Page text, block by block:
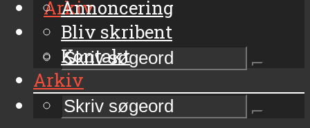
Arkiv
Annoncering
Bliv skribent
Kontakt
Arkiv